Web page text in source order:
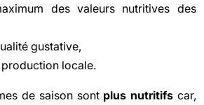
des valeurs nutritives des
gustative,
locale.
de saison sontplus nutritifs car,